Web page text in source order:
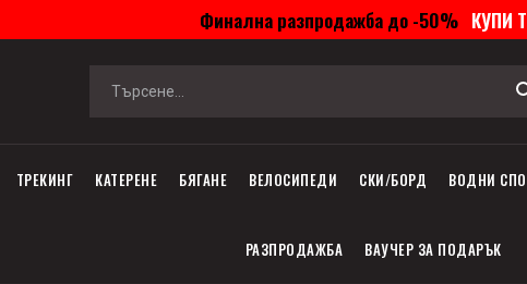
Финална разпродажба до -50% КУПИ
ТРЕКИНГ КАТЕРЕНЕ БЯГАНЕ ВЕЛОСИПЕДИ СКИ/БОРД ВОДНИ
РАЗПРОДАЖБА ВАУЧЕР ЗА ПОДАРЪК